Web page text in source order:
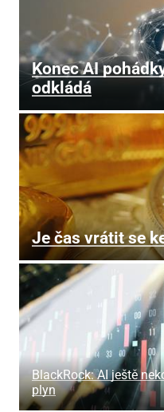
Konec AI
odkládá
Je čas vrátit se
BlackRock: AI ještě
plyn